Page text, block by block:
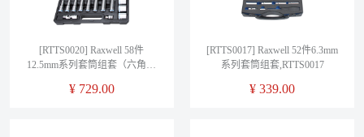
[RTTS0020] Raxwell 58件
12.5mm系列套筒组套（六角套
¥ 729.00
[RTTS0017] Raxwell 52件6.3mm
系列套筒组套,RTTS0017
¥339.00